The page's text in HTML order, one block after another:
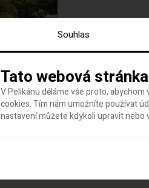
Souhlas
Tato webová
V Pelikánu děláme vše proto,
cookies. Tím nám umožníte používat
nastavení můžete kdykoli upravit nebo